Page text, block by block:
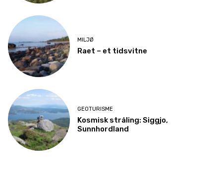
MILJØ
Raet – et tidsvitne
GEOTURISME
Kosmisk stråling: Siggjo,
Sunnhordland